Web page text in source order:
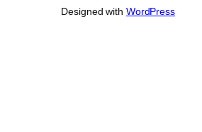
Designed with WordPress